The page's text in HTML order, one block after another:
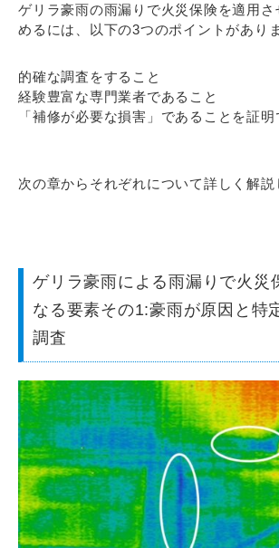
ゲリラ豪雨の雨漏りで火災保険を適用さ
めるには、以下の3つのポイントがありま
的確な調査をすること
経験豊富な専門業者であること
「補修が必要な損害」であることを証
次の章からそれぞれについて詳しく解説
ゲリラ豪雨による雨漏りで火災
なる要素その1:豪雨が原因と特
調査